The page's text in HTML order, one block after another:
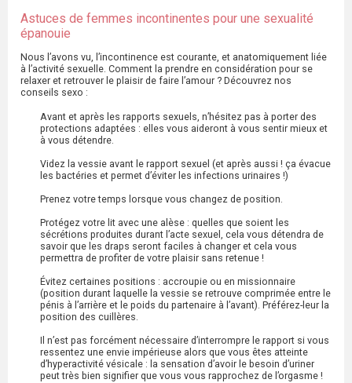
Astuces de femmes incontinentes pour une sexualité
épanouie
Nous l’avons vu, l’incontinence est courante, et anatomiquement liée
à l’activité sexuelle. Comment la prendre en considération pour se
relaxer et retrouver le plaisir de faire l’amour ? Découvrez nos
conseils sexo :
Avant et après les rapports sexuels, n’hésitez pas à porter des
protections adaptées : elles vous aideront à vous sentir mieux et
à vous détendre.
Videz la vessie avant le rapport sexuel (et après aussi ! ça évacue
les bactéries et permet d’éviter les infections urinaires !)
Prenez votre temps lorsque vous changez de position.
Protégez votre lit avec une alèse : quelles que soient les
sécrétions produites durant l’acte sexuel, cela vous détendra de
savoir que les draps seront faciles à changer et cela vous
permettra de profiter de votre plaisir sans retenue !
Évitez certaines positions : accroupie ou en missionnaire
(position durant laquelle la vessie se retrouve comprimée entre le
pénis à l’arrière et le poids du partenaire à l’avant). Préférez-leur la
position des cuillères.
Il n’est pas forcément nécessaire d’interrompre le rapport si vous
ressentez une envie impérieuse alors que vous êtes atteinte
d’hyperactivité vésicale : la sensation d’avoir le besoin d’uriner
peut très bien signifier que vous vous rapprochez de l’orgasme !